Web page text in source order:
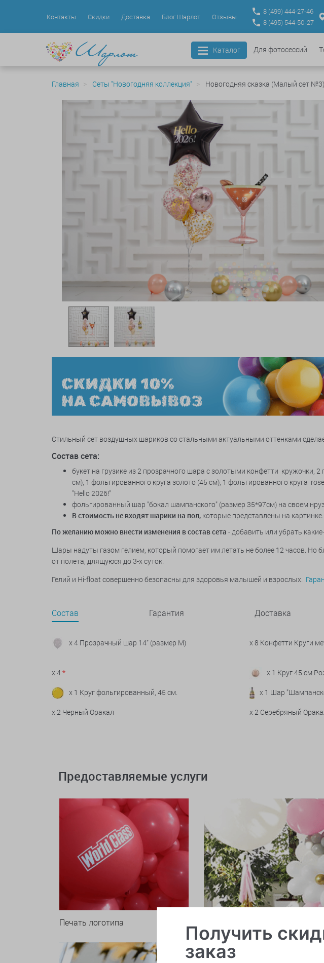
Контакты Скидки Доставка Блог Шарлот Отзывы
8 (499) 444-27-46
8 (495) 544-50-27
Каталог Для фотосессий
Главная Сеты "Новогодняя коллекция" Новогодняя сказка (Малый сет №3)
Стильный сет воздушных шариков со стальными актуальными оттенками
Состав сета:
букет на грузике из 2 прозрачного шара с золотыми конфетти
см), 1 фольгированного круга золото (45 см), 1 фольгированного круга
"Hello 2026!"
фольгированный шар "бокал шампанского" (размер 35*97см) на своем
В стоимость не входят шарики на пол, которые представлены на
По желанию можно внести изменения в состав сета - добавить или убрать
Шары надуты газом гелием, который помогает им летать не более 12 часов.
от полета, длящуюся до 3-х суток.
Гелий и Hi-float совершенно безопасны для здоровья малышей и взрослых.
Состав Гарантия Доставка
x 4 Прозрачный шар 14" (размер М) x 8 Конфетти Круги
x 4* x 1 Круг 45 см
x 1 Круг фольгированный, 45 см. x 1 Шар
x 2 Черный Оракал x 2 Серебряный
Предоставляемые услуги
Печать логотипа
Получить
заказ